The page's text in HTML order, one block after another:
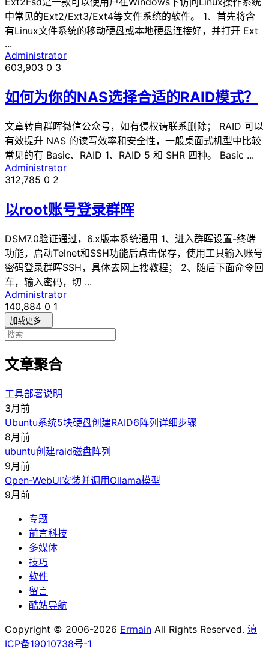
中常见的Ext2/Ext3/Ext4等文件系统的软件。 1、首先将含
有Linux文件系统的移动硬盘或本地硬盘连接好，并打开 Ext
...
Administrator
603,903 0 3
如何为你的NAS选择合适的RAID模式？
文章转自群晖微信公众号，如有侵权请联系删除； RAID 可以
有效提升 NAS 的读写效率和安全性，一般桌面式机型中比较
常见的有 Basic、RAID 1、RAID 5 和 SHR 四种。 Basic ...
Administrator
312,785 0 2
以root账号登录群晖
DSM7.0验证通过，6.x版本系统通用 1、进入群晖设置-终端
功能，启动Telnet和SSH功能后点击保存，使用工具输入账号
密码登录群晖SSH，具体去网上搜教程； 2、随后下面命令回
车，输入密码，切 ...
Administrator
140,884 0 1
加载更多...
文章聚合
工具部署说明
3月前
Ubuntu系统5块硬盘创建RAID6阵列详细步骤
8月前
ubuntu创建raid磁盘阵列
9月前
Open-WebUI安装并调用Ollama模型
9月前
专题
前言科技
多媒体
技巧
软件
留言
酷站导航
Copyright © 2006-2026 Ermain All Rights Reserved. 滇
ICP备19010738号-1